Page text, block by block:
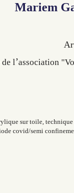
Mariem
de l’association
sur toile, technique
covid/semi